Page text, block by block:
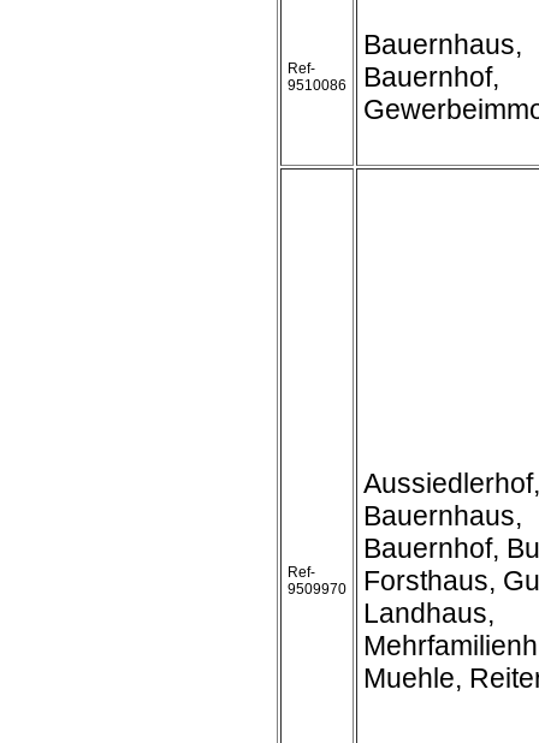
Ref-
9510086
Bauernhaus,
Bauernhof,
Ref-
9509970
Aussiedlerhof,
Bauernhaus,
Bauernhof,
Forsthaus,
Landhaus,
Muehle,